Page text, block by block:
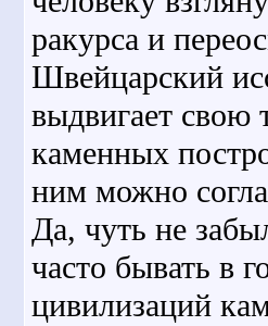
ракурса и
Швейцарский
выдвигает свою
каменных
ним можно
Да, чуть не
часто бывать в
цивилизаций